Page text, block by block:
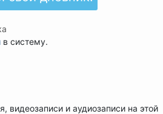
в систему.
видеозаписи и аудиозаписи на этой